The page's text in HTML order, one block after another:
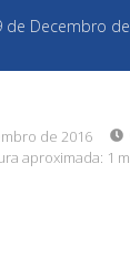
de Decembro
de 2016
aproximada: 1